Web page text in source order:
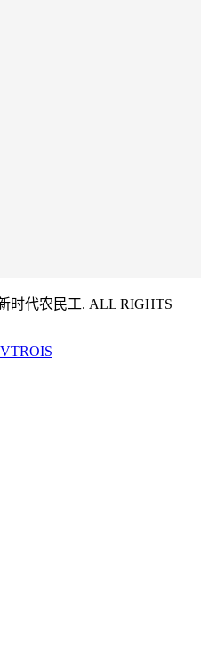
时代农民工. ALL RIGHTS
VTROIS